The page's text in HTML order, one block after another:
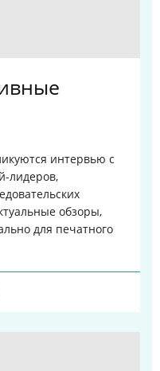
интервью с
лидеров,
обзоры,
для печатного